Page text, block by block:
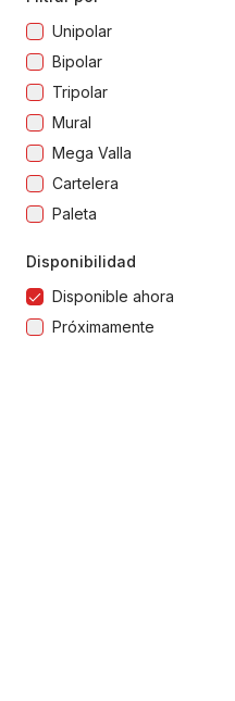
Unipolar
Bipolar
Tripolar
Mural
Mega Valla
Cartelera
Paleta
Disponibilidad
Disponible ahora
Próximamente